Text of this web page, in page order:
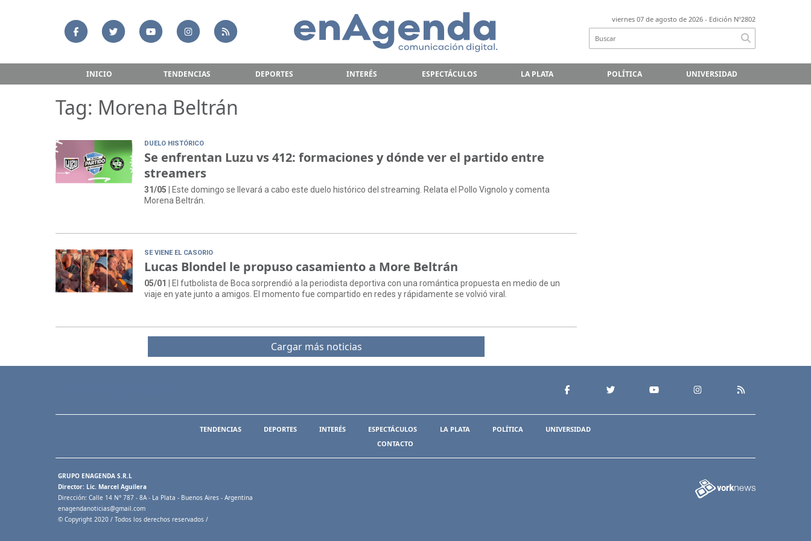
viernes 07 de agosto de 2026 - Edición Nº2802
INICIO TENDENCIAS DEPORTES INTERÉS ESPECTÁCULOS LA PLATA POLÍTICA UNIVERSIDAD
Tag: Morena Beltrán
DUELO HISTÓRICO
Se enfrentan Luzu vs 412: formaciones y dónde ver el partido entre
streamers
31/05 | Este domingo se llevará a cabo este duelo histórico del streaming. Relata el Pollo Vignolo y comenta
Morena Beltrán.
SE VIENE EL CASORIO
Lucas Blondel le propuso casamiento a More Beltrán
05/01
| El futbolista de Boca sorprendió a la periodista deportiva con una romántica propuesta en medio de un
viaje en yate junto a amigos. El momento fue compartido en redes y rápidamente se volvió viral.
Cargar más noticias
TENDENCIAS DEPORTES INTERÉS ESPECTÁCULOS LA PLATA POLÍTICA
UNIVERSIDAD
CONTACTO
GRUPO ENAGENDA S.R.L
Director: Lic. Marcel Aguilera
Dirección: Calle 14 N° 787 - 8A - La Plata - Buenos Aires - Argentina
enagendanoticias@gmail.com
© Copyright 2020 / Todos los derechos reservados /